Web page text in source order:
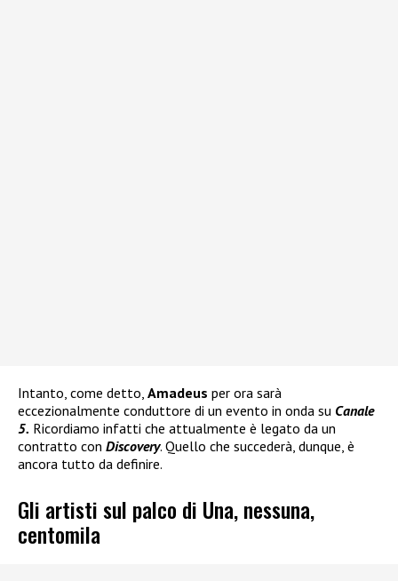
Intanto, come detto, Amadeus per ora sarà
eccezionalmente conduttore di un evento in onda su Canale
5. Ricordiamo infatti che attualmente è legato da un
contratto con Discovery. Quello che succederà, dunque, è
ancora tutto da definire.
Gli artisti sul palco di Una, nessuna,
centomila